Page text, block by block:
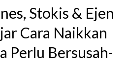
Stokis & Ejen
Cara Naikkan
Perlu Bersusah-